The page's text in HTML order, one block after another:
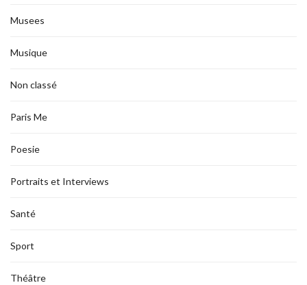
Musees
Musique
Non classé
Paris Me
Poesie
Portraits et Interviews
Santé
Sport
Théâtre